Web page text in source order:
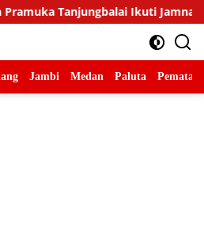
Ikuti Jamnas XII di
Jambi Medan Paluta